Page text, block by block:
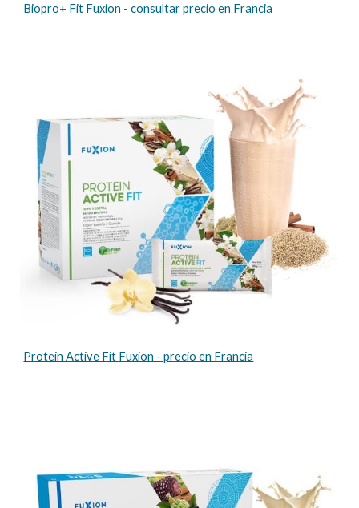
Biopro+ Fit Fuxion - consultar precio en Francia
Protein Active Fit Fuxion - precio en Francia